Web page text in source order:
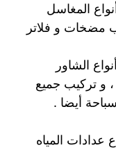
المغاسل
مضخات و فلاتر
الشاور
و تركيب جميع
أيضا .
عدادات المياه